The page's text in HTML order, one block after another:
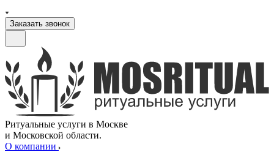
Заказать звонок
Ритуальные услуги в Москве
и Московской области.
О компании